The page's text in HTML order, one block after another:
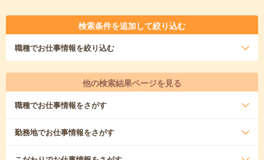
検索条件を追加して絞り込む
職種でお仕事情報を絞り込む
他の検索結果ページを見る
職種でお仕事情報をさがす
勤務地でお仕事情報をさがす